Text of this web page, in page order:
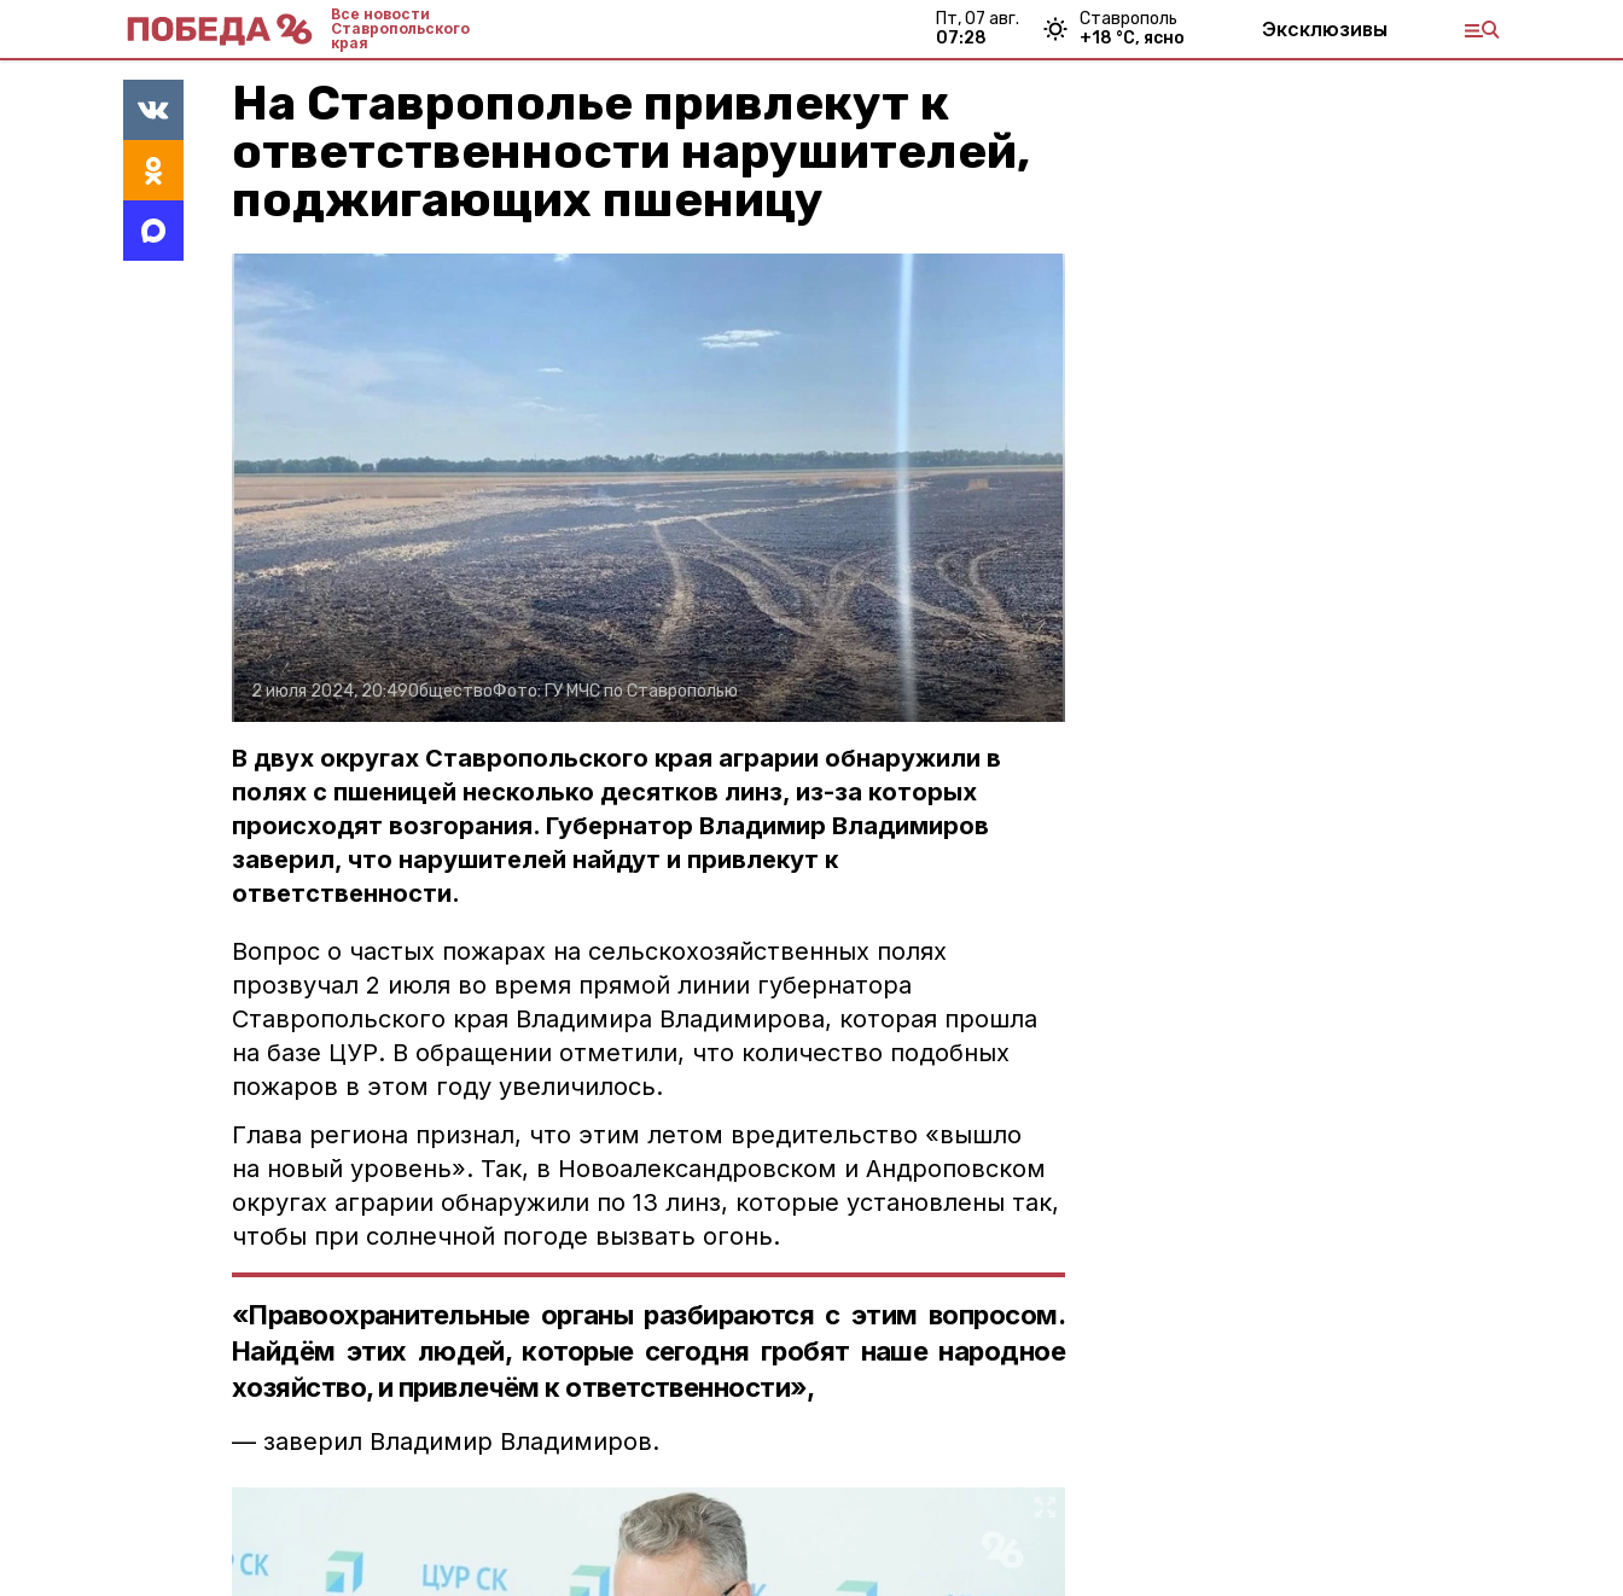
Все новости
Ставропольского
края
пт, 07 авг.
07:28
Ставрополь
+18 °С, ясно Эксклюзивы
На Ставрополье привлекут к
ответственности нарушителей,
поджигающих пшеницу
2 июля 2024, 20:49ОбществоФото:ГУ МЧС по Ставрополью
В двух округах Ставропольского края аграрии обнаружили в
полях с пшеницей несколько десятков линз, из-за которых
происходят возгорания. Губернатор Владимир Владимиров
заверил, что нарушителей найдут и привлекут к
ответственности.
Вопрос о частых пожарах на сельскохозяйственных полях
прозвучал 2 июля во время прямой линии губернатора
Ставропольского края Владимира Владимирова, которая прошла
на базе ЦУР. В обращении отметили, что количество подобных
пожаров в этом году увеличилось.
Глава региона признал, что этим летом вредительство «вышло
на новый уровень». Так, в Новоалександровском и Андроповском
округах аграрии обнаружили по 13 линз, которые установлены так,
чтобы при солнечной погоде вызвать огонь.
«Правоохранительные органы разбираются с этим вопросом.
Найдём этих людей, которые сегодня гробят наше народное
хозяйство, и привлечём к ответственности»,
— заверил Владимир Владимиров.